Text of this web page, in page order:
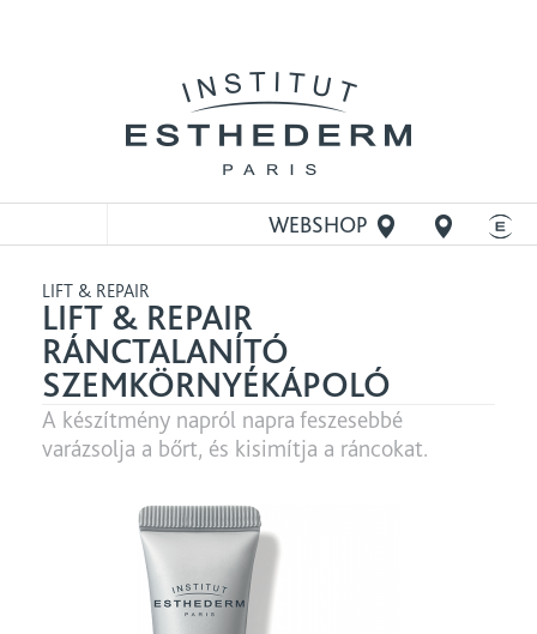
WEBSHOP
LIFT & REPAIR
LIFT & REPAIR
RÁNCTALANÍTÓ
SZEMKÖRNYÉKÁPOLÓ
A készítmény napról napra feszesebbé
varázsolja a bőrt, és kisimítja a ráncokat.